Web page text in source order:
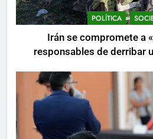
POLÍTICA
Irán se compromete a
responsables de derribar